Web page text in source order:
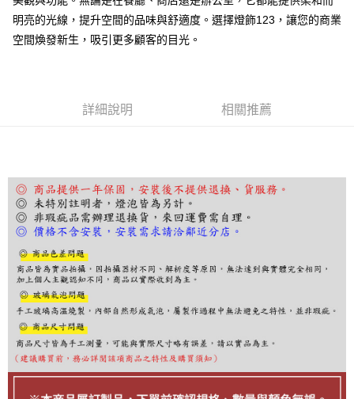
AFTEE先享後付
相關說明
１．簡單：不需註冊會員、不需綁卡、不需儲值。
２．便利：只要手機號碼，簡訊認證，即可結帳。
結帳頁面，進行簡訊認證並確認金額後，即可完成結帳。
２．訂單成立數日內，您將收到繳費通知簡訊。
３．收到繳費通知簡訊後14天內，點擊此簡訊中的連結，可透過四大超商／
ATM／網路銀行／等多元方式進行付款，方視為交易完成。
購買商品的店家。未經商家同意取消之訂單仍視為有效，需透過AFTEE先享
後付繳納相關費用。
※ 交易是否成功請以「AFTEE先享後付 」之結帳頁面顯示為準，若有關於
是否繳費成功／繳費後需取消欲退款等相關疑問，請聯繫「AFTEE先享後付
客戶支援中心」 https://netprotections.freshdesk.com/support/home
【注意事項】
１．透過由恩沛科技股份有限公司提供之「AFTEE先享後付」服務完成之交
易，需依本服務之必要範圍內提供個人資料，並將交易相關給付款項請求債
明亮的光線，提升空間的品味與舒適度。選擇燈飾123，讓您的商業
空間煥發新生，吸引更多顧客的目光。
詳細說明 相關推薦